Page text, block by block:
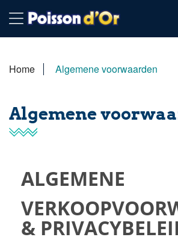
Home Algemene voorwaarden
Algemene
ALGEMENE
&